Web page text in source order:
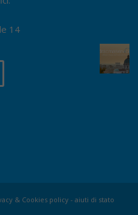
14
& Cookies policy- aiuti di stato